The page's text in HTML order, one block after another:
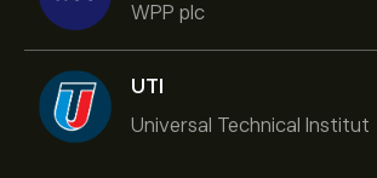
WPP plc
UTI
Universal Technical Institut